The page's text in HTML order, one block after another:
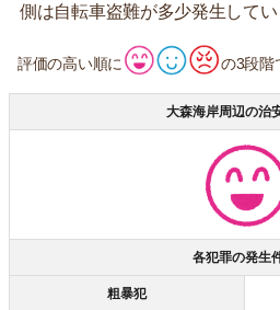
側は自転車盗難が多少発生してい
評価の高い順に の3段階
大森海岸周辺の治
各犯罪の発生
粗暴犯